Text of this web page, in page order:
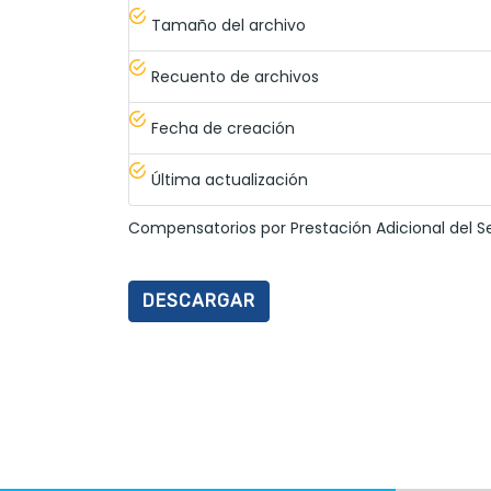
Tamaño del archivo
Recuento de archivos
Fecha de creación
Última actualización
Compensatorios por Prestación Adicional del
DESCARGAR